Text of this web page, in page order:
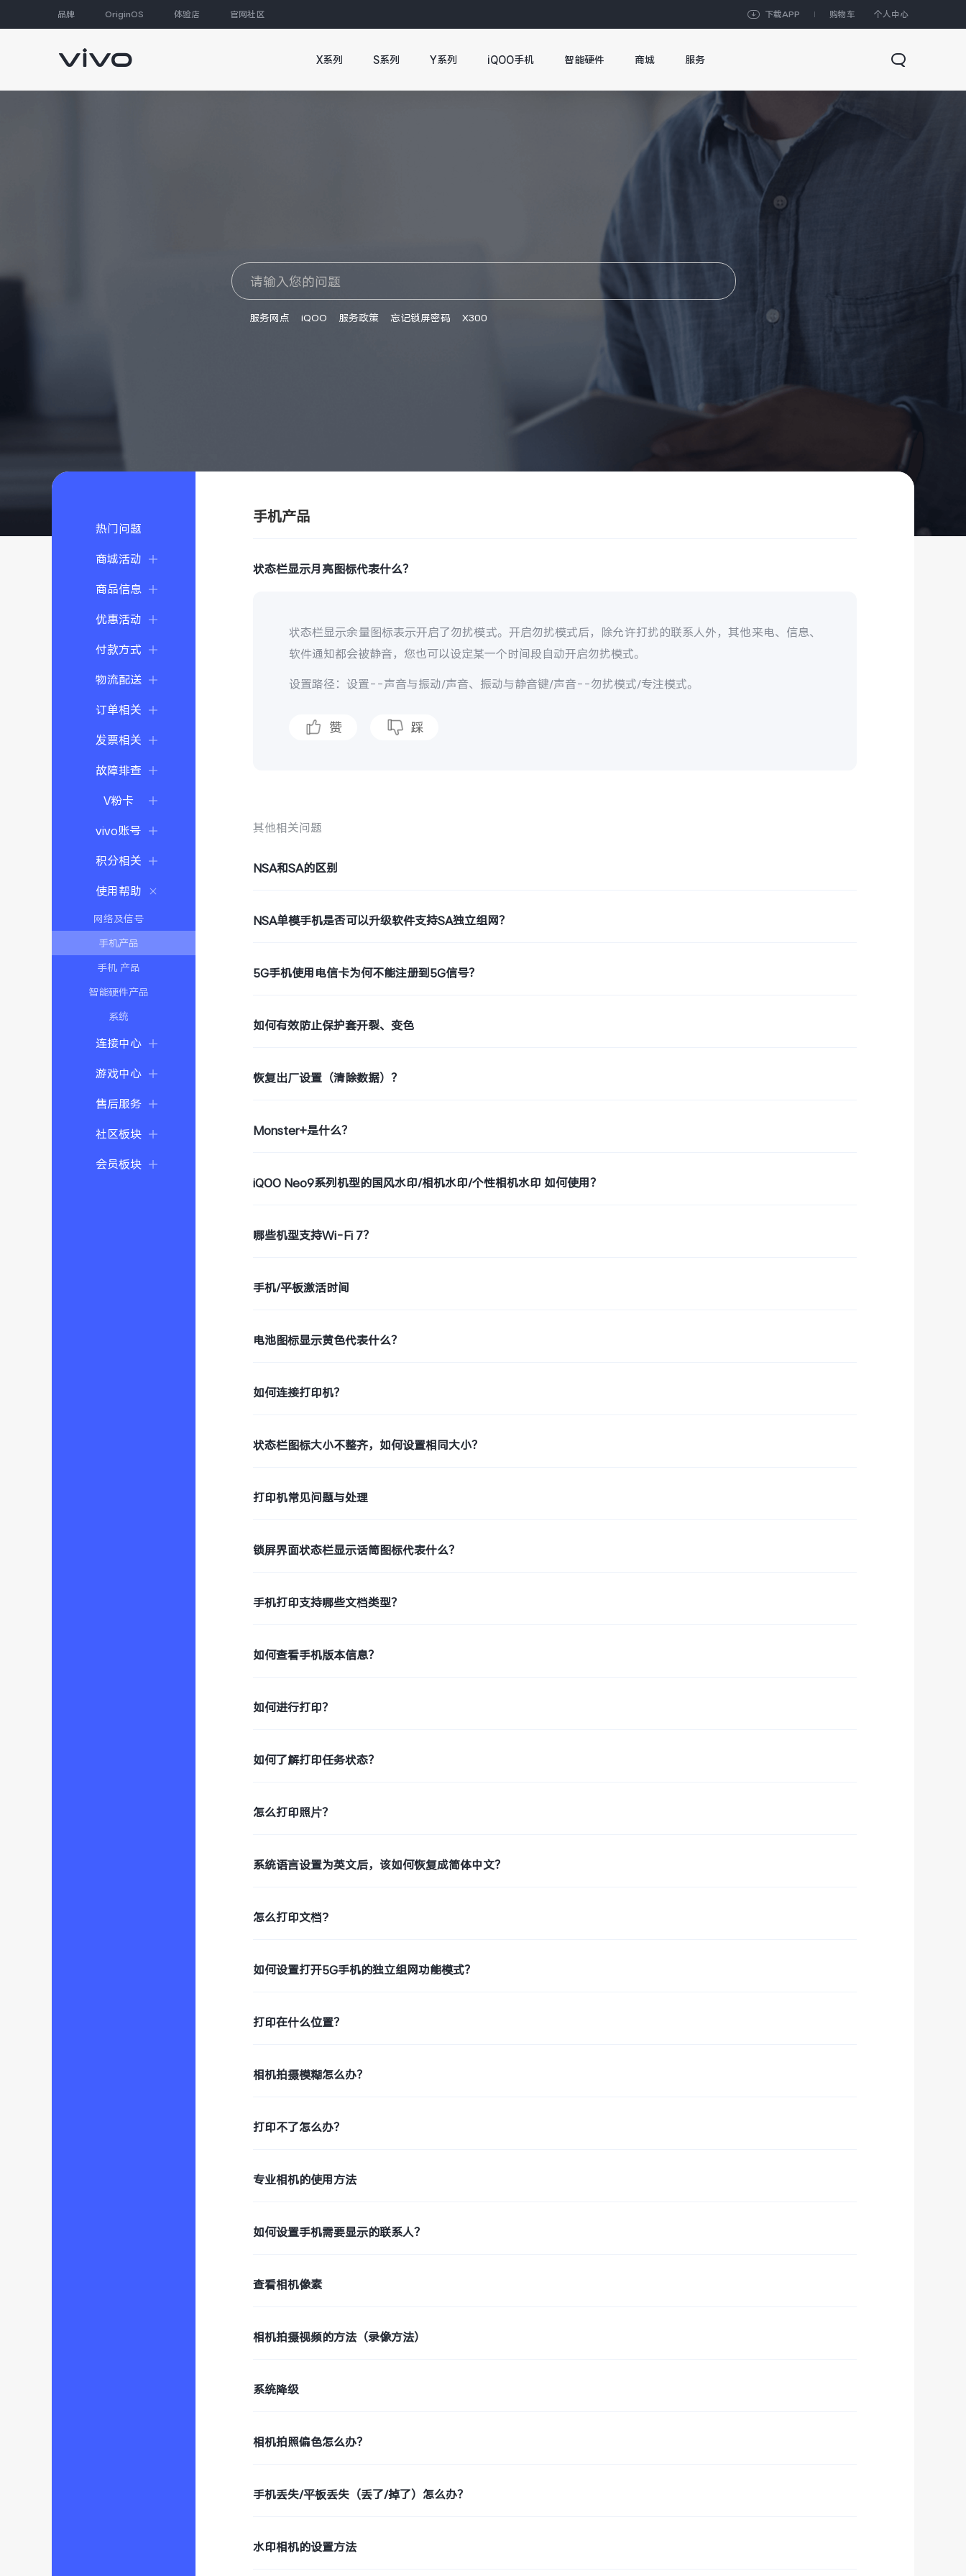
品牌 OriginOS 体验店 官网社区 下载APP 购物车 个人中心
X系列 S系列 Y系列 iQOO手机 智能硬件 商城 服务
服务网点 iQOO 服务政策 忘记锁屏密码 X300
热门问题
商城活动
商品信息
优惠活动
付款方式
物流配送
订单相关
发票相关
故障排查
V粉卡
vivo账号
积分相关
使用帮助
网络及信号
手机产品
手机 产品
智能硬件产品
系统
连接中心
游戏中心
售后服务
社区板块
会员板块
手机产品
状态栏显示月亮图标代表什么？
状态栏显示余量图标表示开启了勿扰模式。开启勿扰模式后，除允许打扰的联系人外，其他来电、信息、
软件通知都会被静音，您也可以设定某一个时间段自动开启勿扰模式。
设置路径：设置--声音与振动/声音、振动与静音键/声音--勿扰模式/专注模式。
赞 踩
其他相关问题
NSA和SA的区别
NSA单模手机是否可以升级软件支持SA独立组网？
5G手机使用电信卡为何不能注册到5G信号？
如何有效防止保护套开裂、变色
恢复出厂设置（清除数据）？
Monster+是什么？
iQOO Neo9系列机型的国风水印/相机水印/个性相机水印 如何使用？
哪些机型支持Wi-Fi 7？
手机/平板激活时间
电池图标显示黄色代表什么？
如何连接打印机？
状态栏图标大小不整齐，如何设置相同大小？
打印机常见问题与处理
锁屏界面状态栏显示话筒图标代表什么？
手机打印支持哪些文档类型？
如何查看手机版本信息？
如何进行打印？
如何了解打印任务状态？
怎么打印照片？
系统语言设置为英文后，该如何恢复成简体中文？
怎么打印文档?
如何设置打开5G手机的独立组网功能模式？
打印在什么位置？
相机拍摄模糊怎么办？
打印不了怎么办？
专业相机的使用方法
如何设置手机需要显示的联系人？
查看相机像素
相机拍摄视频的方法（录像方法）
系统降级
相机拍照偏色怎么办？
手机丢失/平板丢失（丢了/掉了）怎么办？
水印相机的设置方法